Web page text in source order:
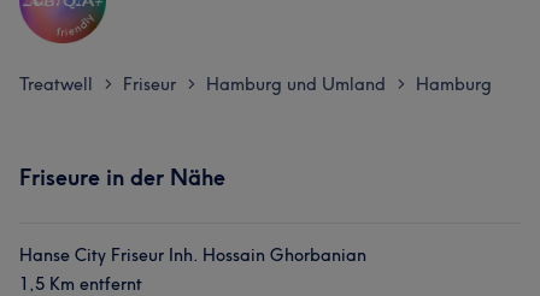
Treatwell > Friseur > Hamburg und Umland > Hamburg
Friseure in der Nähe
Hanse City Friseur Inh. Hossain Ghorbanian
1,5 Km entfernt